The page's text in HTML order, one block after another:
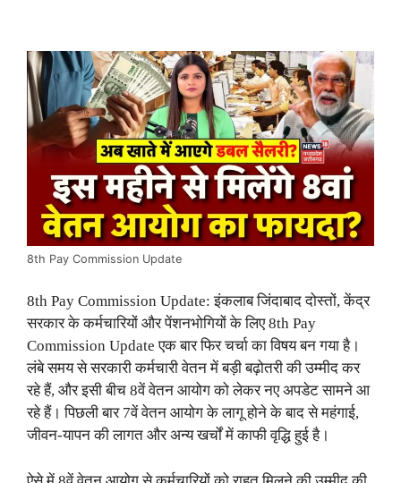
8th Pay Commission Update
8th Pay Commission Update: इंकलाब जिंदाबाद दोस्तों, केंद्र
सरकार के कर्मचारियों और पेंशनभोगियों के लिए 8th Pay
Commission Update एक बार फिर चर्चा का विषय बन गया है।
लंबे समय से सरकारी कर्मचारी वेतन में बड़ी बढ़ोतरी की उम्मीद कर
रहे हैं, और इसी बीच 8वें वेतन आयोग को लेकर नए अपडेट सामने आ
रहे हैं। पिछली बार 7वें वेतन आयोग के लागू होने के बाद से महंगाई,
जीवन-यापन की लागत और अन्य खर्चों में काफी वृद्धि हुई है।